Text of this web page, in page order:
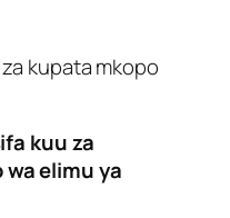
kupata mkopo
kuu za
elimu ya